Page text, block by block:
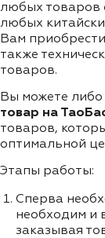
любых товаров
любых
Вам
также
товаров.
Вы можете
товар на
товаров,
оптимальной
Этапы работы:
Сперва
необходим и
заказывая